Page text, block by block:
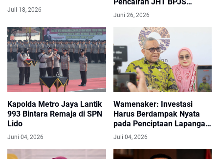
Juli 18, 2026
Ketenagakerjaan Dihapus
Juni 26, 2026
Kapolda Metro Jaya Lantik
993 Bintara Remaja di SPN
Lido
Juni 04, 2026
Wamenaker: Investasi
Harus Berdampak Nyata
pada Penciptaan Lapangan
Kerja Berkualitas
Juli 04, 2026